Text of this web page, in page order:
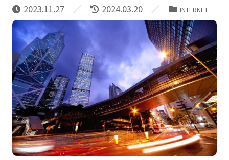
2023.11.27 2024.03.20 INTERNET